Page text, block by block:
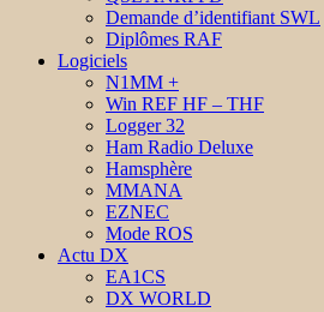
Demande d’identifiant SWL
Diplômes RAF
Logiciels
N1MM +
Win REF HF – THF
Logger 32
Ham Radio Deluxe
Hamsphère
MMANA
EZNEC
Mode ROS
Actu DX
EA1CS
DX WORLD